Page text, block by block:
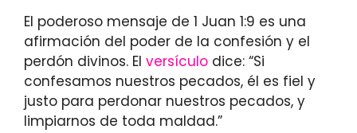
El poderoso mensaje de 1 Juan 1:9 es una
afirmación del poder de la confesión y el
perdón divinos. El versículo dice: “Si
confesamos nuestros pecados, él es fiel y
justo para perdonar nuestros pecados, y
limpiarnos de toda maldad.”